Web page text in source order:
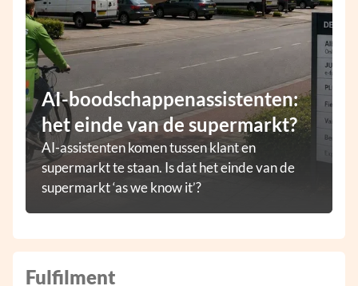
AI-boodschappenassistenten:
het einde van de supermarkt?
AI-assistenten komen tussen klant en
supermarkt te staan. Is dat het einde van de
supermarkt ‘as we know it’?
Fulfilment